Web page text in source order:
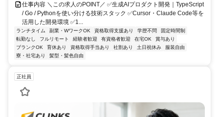
仕事内容 ＼この求人のPOINT／ ✅生成AIプロダクト開発｜TypeScript
/ Go / Pythonを使い分ける技術スタック ✅Cursor・Claude Code等を
活用した開発環境 ✅1...
ランチタイム 副業・WワークOK 資格取得支援あり 学歴不問
固定時間制
転勤なし
フルリモート 経験者歓迎 有資格者歓迎 在宅OK
賞与あり
ブランクOK
育休あり 資格取得手当あり 社割あり 土日祝休み
服装自由
寮・社宅あり
髪型・髪色自由
正社員